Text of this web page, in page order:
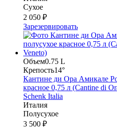
Сухое
2 050 ₽
Зарезервировать
Объем0.75 L
Крепость14°
Кантине ди Ора Амикале
красное 0,75 л (Cantine di
Schenk Italia
Италия
Полусухое
3 500 ₽